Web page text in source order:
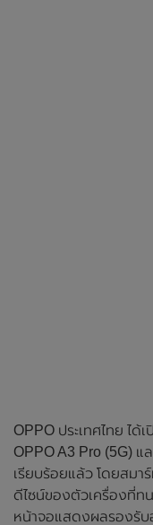
OPPO ประเทศไทย ไ
OPPO A3 Pro (5G) แ
เรียบร้อยแล้ว โดยสมา
ดีไซน์ของตัวเครื่องที่ท
หน้าจอแสดงผลรองรับ